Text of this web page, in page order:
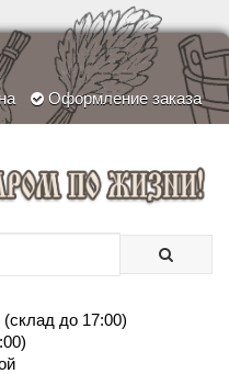
Оформление заказа
до 17:00)